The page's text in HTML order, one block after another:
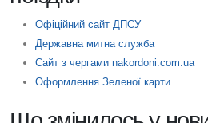
Офіційний сайт ДПСУ
Державна митна служба
Сайт з чергами nakordoni.com.ua
Оформлення Зеленої карти